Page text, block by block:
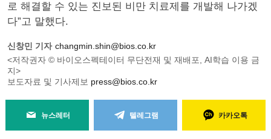
로 해결할 수 있는 진보된 비만 치료제를 개발해 나가겠
다”고 말했다.
신창민 기자 changmin.shin@bios.co.kr
<저작권자 © 바이오스펙테이터 무단전재 및 재배포, AI학습 이용 금
지>
보도자료 및 기사제보 press@bios.co.kr
뉴스레터 텔레그램 카카오톡